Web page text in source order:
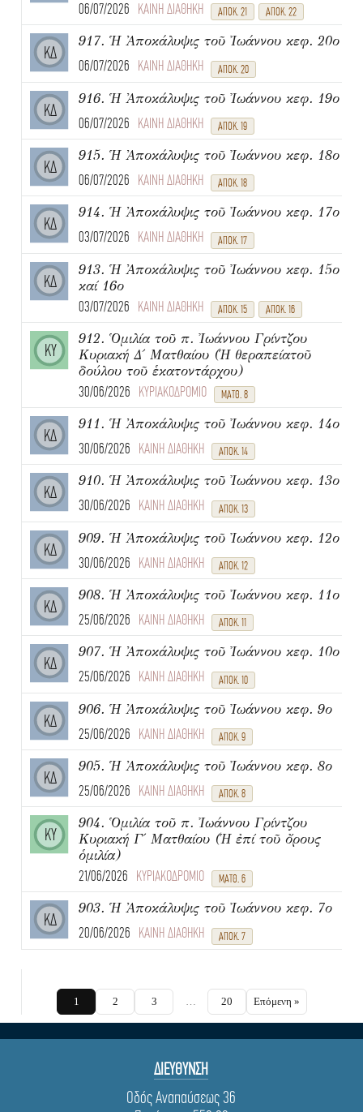
06/07/2026 ΚΑΙΝΗ ΔΙΑΘΗΚΗ ΑΠΟΚ. 21 ΑΠΟΚ. 22
ΚΔ
917. Ἡ Ἀποκάλυψις τοῦ Ἰωάννου κεφ. 20ο
06/07/2026 ΚΑΙΝΗ ΔΙΑΘΗΚΗ ΑΠΟΚ. 20
ΚΔ
916. Ἡ Ἀποκάλυψις τοῦ Ἰωάννου κεφ. 19ο
06/07/2026 ΚΑΙΝΗ ΔΙΑΘΗΚΗ ΑΠΟΚ. 19
ΚΔ
915. Ἡ Ἀποκάλυψις τοῦ Ἰωάννου κεφ. 18ο
06/07/2026 ΚΑΙΝΗ ΔΙΑΘΗΚΗ ΑΠΟΚ. 18
ΚΔ
914. Ἡ Ἀποκάλυψις τοῦ Ἰωάννου κεφ. 17ο
03/07/2026 ΚΑΙΝΗ ΔΙΑΘΗΚΗ ΑΠΟΚ. 17
ΚΔ
913. Ἡ Ἀποκάλυψις τοῦ Ἰωάννου κεφ. 15ο
καί 16ο
03/07/2026 ΚΑΙΝΗ ΔΙΑΘΗΚΗ ΑΠΟΚ. 15 ΑΠΟΚ. 16
ΚΥ
912. Ὁμιλία τοῦ π. Ἰωάννου Γρίντζου
Κυριακή Δ΄ Ματθαίου (Ἡ θεραπείατοῦ
δούλου τοῦ ἑκατοντάρχου)
30/06/2026 ΚΥΡΙΑΚΟΔΡΟΜΙΟ ΜΑΤΘ. 8
ΚΔ
911. Ἡ Ἀποκάλυψις τοῦ Ἰωάννου κεφ. 14ο
30/06/2026 ΚΑΙΝΗ ΔΙΑΘΗΚΗ ΑΠΟΚ. 14
ΚΔ
910. Ἡ Ἀποκάλυψις τοῦ Ἰωάννου κεφ. 13ο
30/06/2026 ΚΑΙΝΗ ΔΙΑΘΗΚΗ ΑΠΟΚ. 13
ΚΔ
909. Ἡ Ἀποκάλυψις τοῦ Ἰωάννου κεφ. 12ο
30/06/2026 ΚΑΙΝΗ ΔΙΑΘΗΚΗ ΑΠΟΚ. 12
ΚΔ
908. Ἡ Ἀποκάλυψις τοῦ Ἰωάννου κεφ. 11ο
25/06/2026 ΚΑΙΝΗ ΔΙΑΘΗΚΗ ΑΠΟΚ. 11
ΚΔ
907. Ἡ Ἀποκάλυψις τοῦ Ἰωάννου κεφ. 10ο
25/06/2026 ΚΑΙΝΗ ΔΙΑΘΗΚΗ ΑΠΟΚ. 10
ΚΔ
906. Ἡ Ἀποκάλυψις τοῦ Ἰωάννου κεφ. 9ο
25/06/2026 ΚΑΙΝΗ ΔΙΑΘΗΚΗ ΑΠΟΚ. 9
ΚΔ
905. Ἡ Ἀποκάλυψις τοῦ Ἰωάννου κεφ. 8ο
25/06/2026 ΚΑΙΝΗ ΔΙΑΘΗΚΗ ΑΠΟΚ. 8
ΚΥ
904. Ὁμιλία τοῦ π. Ἰωάννου Γρίντζου
Κυριακή Γ΄ Ματθαίου (Ἡ ἐπί τοῦ ὄρους
ὁμιλία)
21/06/2026 ΚΥΡΙΑΚΟΔΡΟΜΙΟ ΜΑΤΘ. 6
ΚΔ
903. Ἡ Ἀποκάλυψις τοῦ Ἰωάννου κεφ. 7ο
20/06/2026 ΚΑΙΝΗ ΔΙΑΘΗΚΗ ΑΠΟΚ. 7
1 2 3 … 20 Επόμενη »
ΔΙΕΥΘΥΝΣΗ
Οδός Αναπαύσεως 36